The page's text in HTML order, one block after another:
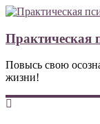
Практическая
Повысь свою
жизни!